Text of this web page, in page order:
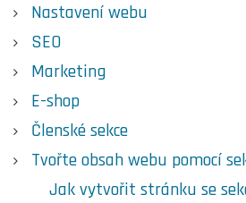
Nastavení webu
SEO
Marketing
E-shop
Členské sekce
Tvořte obsah webu pomocí
Jak vytvořit stránku se